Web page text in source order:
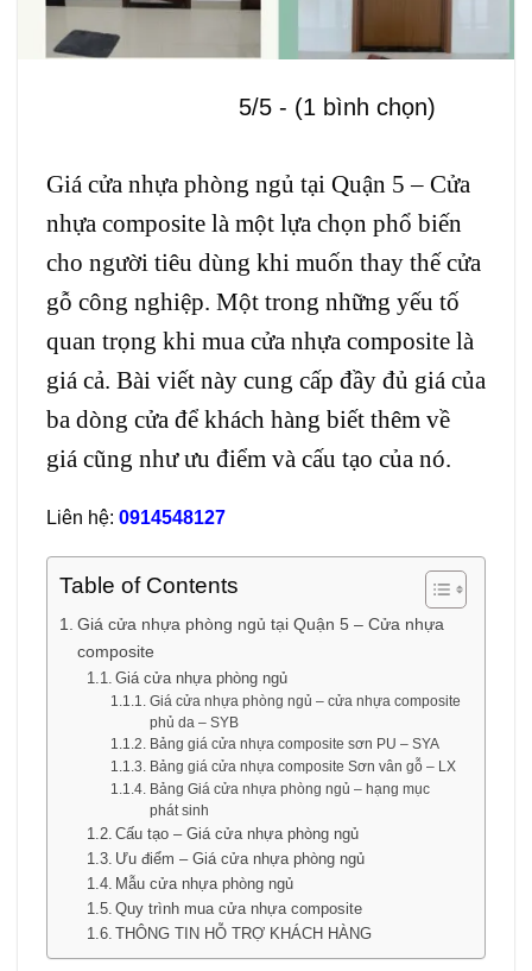
5/5 - (1 bình chọn)
Giá cửa nhựa phòng ngủ tại Quận 5 – Cửa
nhựa composite là một lựa chọn phổ biến
cho người tiêu dùng khi muốn thay thế cửa
gỗ công nghiệp. Một trong những yếu tố
quan trọng khi mua cửa nhựa composite là
giá cả. Bài viết này cung cấp đầy đủ giá của
ba dòng cửa để khách hàng biết thêm về
giá cũng như ưu điểm và cấu tạo của nó.
Liên hệ: 0914548127
Table of Contents
Giá cửa nhựa phòng ngủ tại Quận 5 – Cửa nhựa
composite
Giá cửa nhựa phòng ngủ
Giá cửa nhựa phòng ngủ – cửa nhựa composite
phủ da – SYB
Bảng giá cửa nhựa composite sơn PU – SYA
Bảng giá cửa nhựa composite Sơn vân gỗ – LX
Bảng Giá cửa nhựa phòng ngủ – hạng mục
phát sinh
Cấu tạo – Giá cửa nhựa phòng ngủ
Ưu điểm – Giá cửa nhựa phòng ngủ
Mẫu cửa nhựa phòng ngủ
Quy trình mua cửa nhựa composite
THÔNG TIN HỖ TRỢ KHÁCH HÀNG